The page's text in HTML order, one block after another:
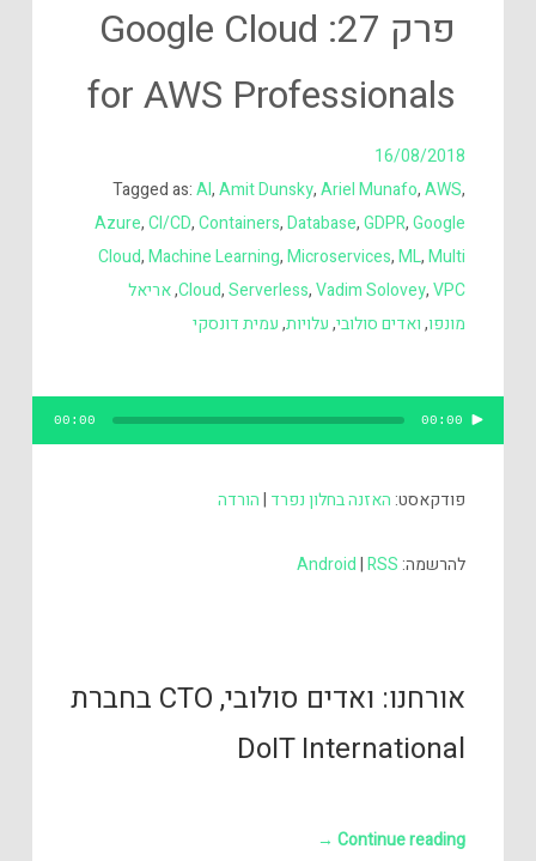
פרק 27: Google Cloud
for AWS Professionals
16/08/2018
Tagged as:AI,Amit Dunsky,Ariel Munafo,AWS,
Azure,CI/CD,Containers,Database,GDPR,Google
Cloud,Machine Learning,Microservices,ML,Multi
Cloud,Serverless,Vadim Solovey,VPC
,אריאל
מונפו,ואדים סולובי,עלויות,עמית דונסקי
00:00
00:00
פודקאסט: האזנה בחלון נפרד |הורדה
להרשמה: Android|RSS
אורחנו: ואדים סולובי, CTO בחברת
DoIT International
Continue reading
→